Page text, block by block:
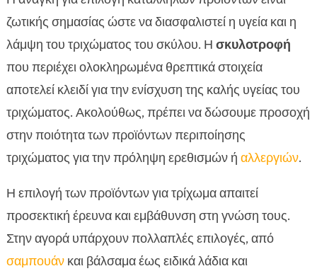
ζωτικής σημασίας ώστε να διασφαλιστεί η υγεία και η
λάμψη του τριχώματος του σκύλου. Η σκυλοτροφή
που περιέχει ολοκληρωμένα θρεπτικά στοιχεία
αποτελεί κλειδί για την ενίσχυση της καλής υγείας του
τριχώματος. Ακολούθως, πρέπει να δώσουμε προσοχή
στην ποιότητα των προϊόντων περιποίησης
τριχώματος για την πρόληψη ερεθισμών ή αλλεργιών.
Η επιλογή των προϊόντων για τρίχωμα απαιτεί
προσεκτική έρευνα και εμβάθυνση στη γνώση τους.
Στην αγορά υπάρχουν πολλαπλές επιλογές, από
σαμπουάνκαι βάλσαμα έως ειδικά λάδια και